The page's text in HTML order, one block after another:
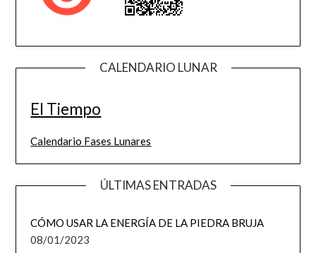
CALENDARIO LUNAR
El Tiempo
Calendario Fases Lunares
ÚLTIMAS ENTRADAS
CÓMO USAR LA ENERGÍA DE LA PIEDRA BRUJA
08/01/2023